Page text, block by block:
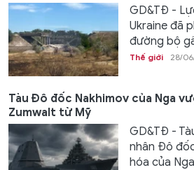
GD&TĐ -
Ukraine đã
đường bộ
Thế giới 28/
Tàu Đô đốc Nakhimov của Nga
Zumwalt từ Mỹ
GD&TĐ -
nhân Đô
hóa của